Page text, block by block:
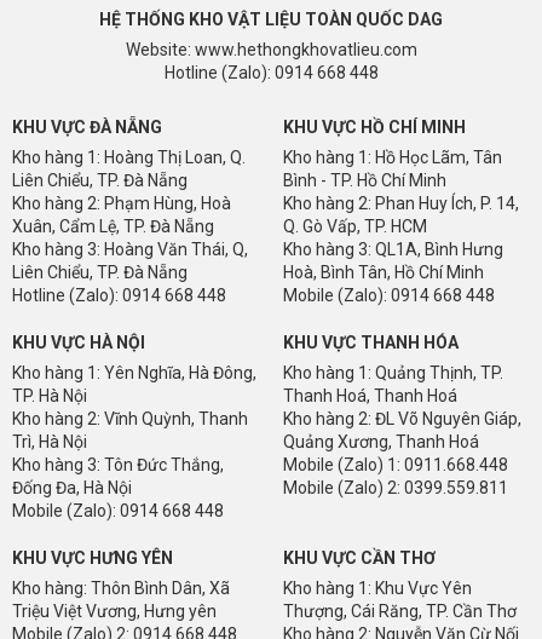
HÌNH ẢNH MÀU SẢN PHẨM TẤM ỐP GỖ NHỰA COMPOSITE GW-
PC170T12-PVC
GIỚI THIỆU SẢN PHẨM TẤM ỐP GỖ NHỰA COMPOSITE GW-
Tấm ốp gỗ nhựa ngoài trờiGW-PC170T12-PVC là dòng vật liệu tấm
ốp gỗ nhựa composite chuyên dụng ở ngoài trời rất được ưa chuộng
hiện nay vì có rất nhiều ưu điểm nỗi bật. Những ưu điểm đáng chú ý
HỆ THỐNG KHO VẬT LIỆU TOÀN QUỐC DAG
Website: www.hethongkhovatlieu.com
Hotline (Zalo): 0914 668 448
KHU VỰC ĐÀ NẴNG
Kho hàng 1: Hoàng Thị Loan, Q.
Liên Chiểu, TP. Đà Nẵng
Kho hàng 2: Phạm Hùng, Hoà
Xuân, Cẩm Lệ, TP. Đà Nẵng
Kho hàng 3: Hoàng Văn Thái, Q,
Liên Chiểu, TP. Đà Nẵng
Hotline (Zalo): 0914 668 448
KHU VỰC HỒ CHÍ MINH
Kho hàng 1: Hồ Học Lãm, Tân
Bình - TP. Hồ Chí Minh
Kho hàng 2: Phan Huy Ích, P. 14,
Q. Gò Vấp, TP. HCM
Kho hàng 3: QL1A, Bình Hưng
Hoà, Bình Tân, Hồ Chí Minh
Mobile (Zalo): 0914 668 448
KHU VỰC HÀ NỘI
Kho hàng 1: Yên Nghĩa, Hà Đông,
TP. Hà Nội
Kho hàng 2: Vĩnh Quỳnh, Thanh
Trì, Hà Nội
Kho hàng 3: Tôn Đức Thắng,
Đống Đa, Hà Nội
Mobile (Zalo): 0914 668 448
KHU VỰC THANH HÓA
Kho hàng 1: Quảng Thịnh, TP.
Thanh Hoá, Thanh Hoá
Kho hàng 2: ĐL Võ Nguyên Giáp,
Quảng Xương, Thanh Hoá
Mobile (Zalo) 1: 0911.668.448
Mobile (Zalo) 2: 0399.559.811
KHU VỰC HƯNG YÊN
Kho hàng: Thôn Bình Dân, Xã
Triệu Việt Vương, Hưng yên
Mobile (Zalo) 2: 0914.668.448
KHU VỰC CẦN THƠ
Kho hàng 1: Khu Vực Yên
Thượng, Cái Răng, TP. Cần Thơ
Kho hàng 2: Nguyễn Văn Cừ Nối